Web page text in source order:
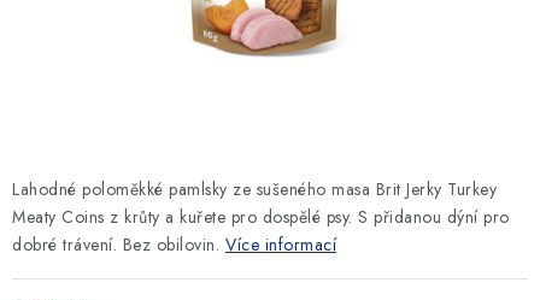
Lahodné poloměkké pamlsky ze sušeného masa Brit Jerky Turkey
Meaty Coins z krůty a kuřete pro dospělé psy. S přidanou dýní pro
dobré trávení. Bez obilovin. Více informací